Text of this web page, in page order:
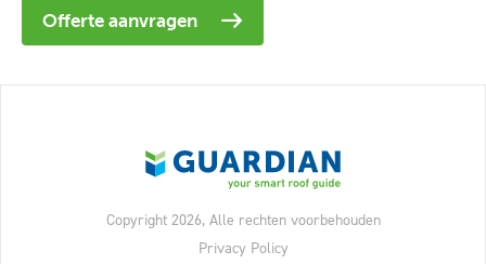
Offerte aanvragen
Copyright 2026, Alle rechten voorbehouden
Privacy Policy